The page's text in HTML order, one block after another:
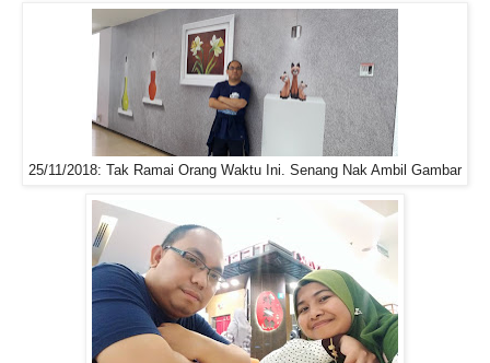
25/11/2018: Tak Ramai Orang Waktu Ini. Senang Nak Ambil Gambar